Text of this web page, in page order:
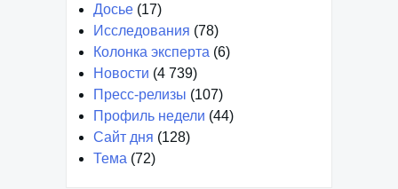
Досье (17)
Исследования (78)
Колонка эксперта (6)
Новости (4 739)
Пресс-релизы (107)
Профиль недели (44)
Сайт дня (128)
Тема (72)